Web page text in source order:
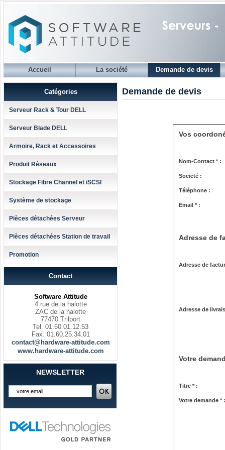
Accueil La société Demande de devis
Catégories
Serveur Rack & Tour DELL
Serveur Blade DELL
Armoire, Rack et Accessoires
Produit Réseaux
Stockage Fibre Channel et iSCSI
Système de stockage
Pièces détachées Serveur
Pièces détachées Station de travail
Promotion
Contact
Software Attitude
4 rue de la halotte
ZAC de la halotte
77470 Trilport
Tel. 01.60.01.12.53
Fax. 01.60.25.34.01
contact@hardware-attitude.com
www.hardware-attitude.com
NEWSLETTER
Demande de devis
Vos
Nom-Contact * :
Societé :
Téléphone :
Email * :
Adresse de
Adresse de
Adresse de
Votre
Titre * :
Votre demande * :